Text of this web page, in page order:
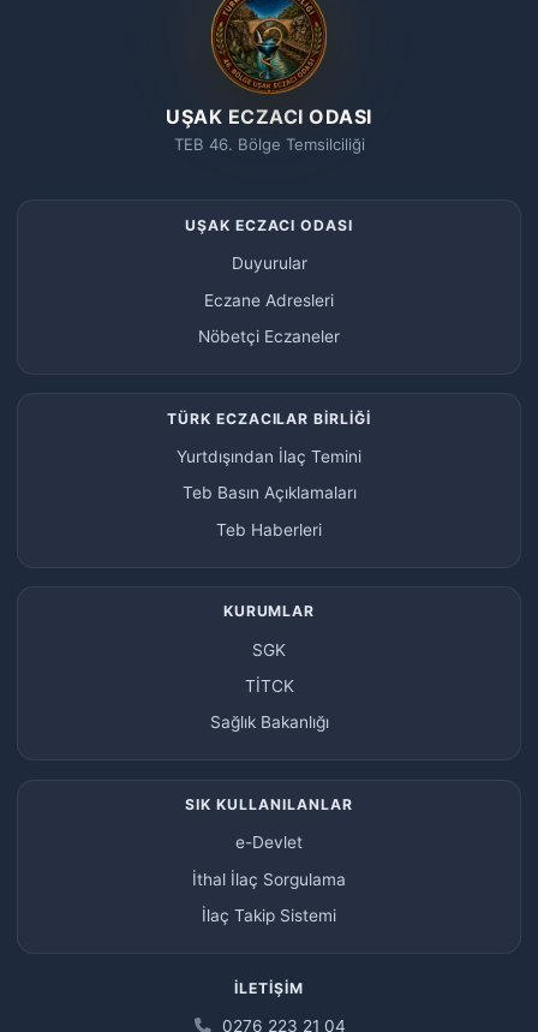
UŞAK ECZACI ODASI
TEB 46. Bölge Temsilciliği
UŞAK ECZACI ODASI
Duyurular
Eczane Adresleri
Nöbetçi Eczaneler
TÜRK ECZACILAR BİRLİĞİ
Yurtdışından İlaç Temini
Teb Basın Açıklamaları
Teb Haberleri
KURUMLAR
SGK
TİTCK
Sağlık Bakanlığı
SIK KULLANILANLAR
e-Devlet
İthal İlaç Sorgulama
İlaç Takip Sistemi
İLETIŞIM
0276 223 21 04